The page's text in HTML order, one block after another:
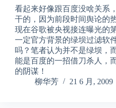
看起来好像跟百度没啥关系
干的，因为前段时间舆论的
现在谷歌被央视接连曝光的
一定官方背景的绿坝过滤软
吗？笔者认为并不是绿坝，
能是百度的一招借刀杀人，
的阴谋！
柳华芳
21 6 月, 2009